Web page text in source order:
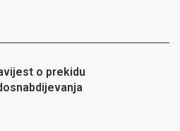
o prekidu